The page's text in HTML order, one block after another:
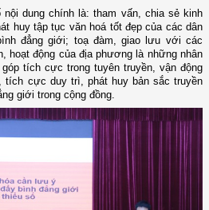
nội dung chính là: tham vấn, chia sẻ kinh
huy tập tục văn hoá tốt đẹp của các dân
đẳng giới; toạ đàm, giao lưu với các
hoạt động của địa phương là những nhân
tích cực trong tuyên truyền, vận động
tích cực duy trì, phát huy bản sắc truyền
giới trong cộng đồng.